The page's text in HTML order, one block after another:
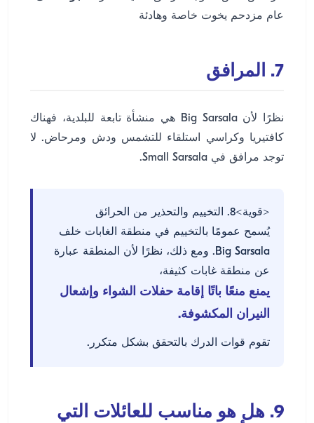
عام مزدحم يخوت خاصة وهادئة
7. المرافق
نظرًا لأن Big Sarsala هي منشأة تابعة للبلدية، فهناك
كافتيريا وكراسي استلقاء للتشمس ودش ومرحاض. لا
توجد مرافق في Small Sarsala.
<قوية>8. التخييم والتحذير من الحرائق
يُسمح عمومًا بالتخييم في منطقة الغابات خلف
Big Sarsala. ومع ذلك، نظرًا لأن المنطقة عبارة
عن منطقة غابات كثيفة،
يمنع منعًا باتًا إقامة حفلات الشواء وإشعال
النيران المكشوفة.
تقوم قوات الدرك بالتحقق بشكل متكرر.
9. هل هو مناسب للعائلات التي